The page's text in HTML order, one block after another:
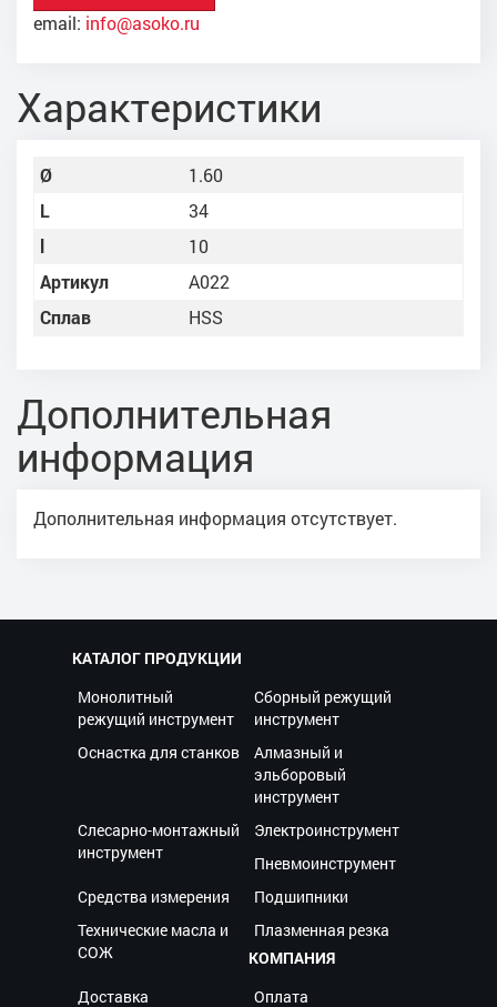
email: info@asoko.ru
Характеристики
Ø
1.60
L
34
l
10
Артикул
A022
Сплав
HSS
Дополнительная
информация
Дополнительная информация отсутствует.
КАТАЛОГ ПРОДУКЦИИ
Монолитный
режущий инструмент
Сборный режущий
инструмент
Оснастка для станков
Алмазный и
эльборовый
инструмент
Слесарно-монтажный
инструмент
Электроинструмент
Пневмоинструмент
Средства измерения
Подшипники
Технические масла и
СОЖ
Плазменная резка
КОМПАНИЯ
Доставка
Оплата